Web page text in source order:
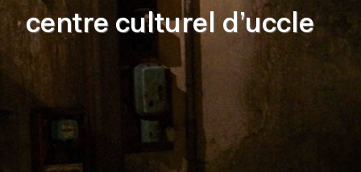
centre culturel d’uccle